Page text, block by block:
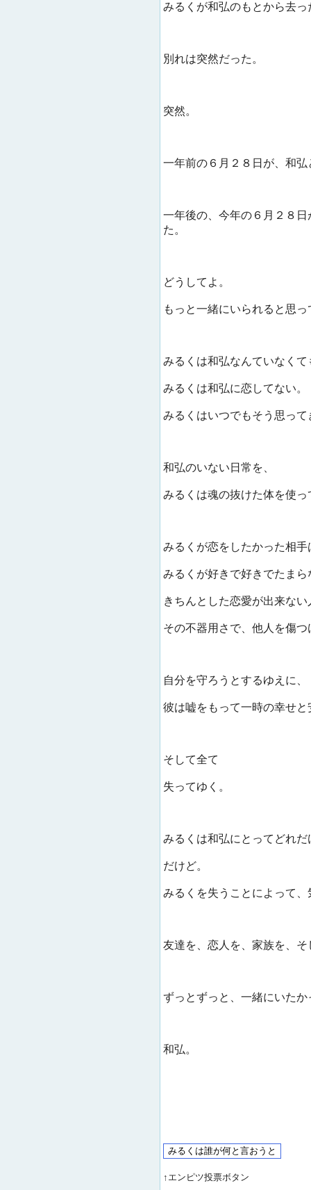
みるくが和弘のもとから去っ
別れは突然だった。
突然。
一年前の６月２８日が、和
一年後の、今年の６月２８
た。
どうしてよ。
もっと一緒にいられると思っ
みるくは和弘なんていなくて
みるくは和弘に恋してない。
みるくはいつでもそう思って
和弘のいない日常を、
みるくは魂の抜けた体を使
みるくが恋をしたかった相手
みるくが好きで好きでたま
きちんとした恋愛が出来ない
その不器用さで、他人を傷
自分を守ろうとするゆえに、
彼は嘘をもって一時の幸せ
そして全て
失ってゆく。
みるくは和弘にとってどれ
だけど。
みるくを失うことによって
友達を、恋人を、家族を、
ずっとずっと、一緒にいたか
和弘。
↑エンピツ投票ボタン